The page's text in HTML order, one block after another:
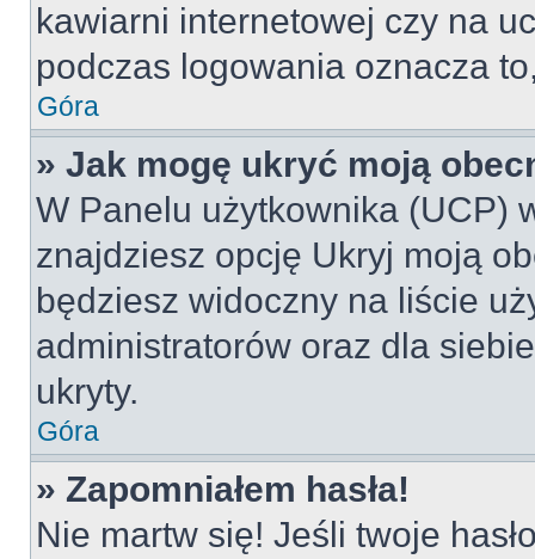
kawiarni internetowej czy na
podczas logowania oznacza
Góra
» Jak mogę ukryć moją
W Panelu użytkownika (UCP)
znajdziesz opcję Ukryj moją
będziesz widoczny na liście
administratorów oraz dla
ukryty.
Góra
» Zapomniałem hasła!
Nie martw się! Jeśli twoje